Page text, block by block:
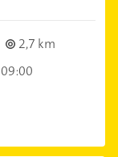
2,7 km